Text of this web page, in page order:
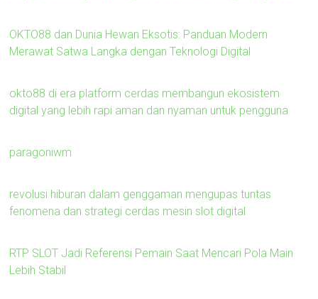
OKTO88 dan Dunia Hewan Eksotis: Panduan Modern
Merawat Satwa Langka dengan Teknologi Digital
okto88 di era platform cerdas membangun ekosistem
digital yang lebih rapi aman dan nyaman untuk pengguna
paragoniwm
revolusi hiburan dalam genggaman mengupas tuntas
fenomena dan strategi cerdas mesin slot digital
RTP SLOT Jadi Referensi Pemain Saat Mencari Pola Main
Lebih Stabil